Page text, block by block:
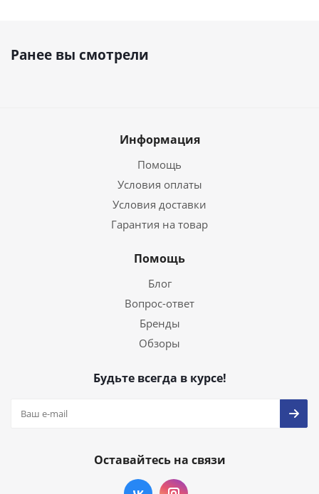
Ранее вы смотрели
Информация
Помощь
Условия оплаты
Условия доставки
Гарантия на товар
Помощь
Блог
Вопрос-ответ
Бренды
Обзоры
Будьте всегда в курсе!
Оставайтесь на связи